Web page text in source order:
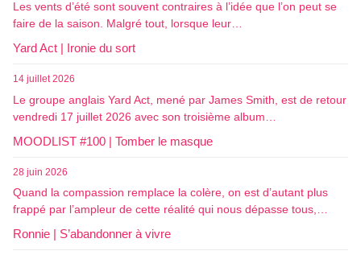
Les vents d’été sont souvent contraires à l’idée que l’on peut se
faire de la saison. Malgré tout, lorsque leur…
Yard Act | Ironie du sort
14 juillet 2026
Le groupe anglais Yard Act, mené par James Smith, est de retour
vendredi 17 juillet 2026 avec son troisième album…
MOODLIST #100 | Tomber le masque
28 juin 2026
Quand la compassion remplace la colère, on est d’autant plus
frappé par l’ampleur de cette réalité qui nous dépasse tous,…
Ronnie | S’abandonner à vivre